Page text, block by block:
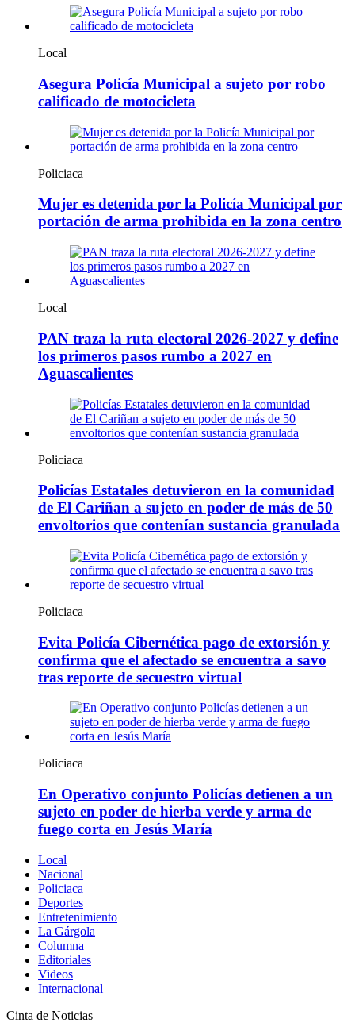
Local
Asegura Policía Municipal a sujeto por robo
calificado de motocicleta
Policiaca
Mujer es detenida por la Policía Municipal por
portación de arma prohibida en la zona centro
Local
PAN traza la ruta electoral 2026-2027 y define
los primeros pasos rumbo a 2027 en
Aguascalientes
Policiaca
Policías Estatales detuvieron en la comunidad
de El Cariñan a sujeto en poder de más de 50
envoltorios que contenían sustancia granulada
Policiaca
Evita Policía Cibernética pago de extorsión y
confirma que el afectado se encuentra a savo
tras reporte de secuestro virtual
Policiaca
En Operativo conjunto Policías detienen a un
sujeto en poder de hierba verde y arma de
fuego corta en Jesús María
Local
Nacional
Policiaca
Deportes
Entretenimiento
La Gárgola
Columna
Editoriales
Videos
Internacional
Cinta de Noticias